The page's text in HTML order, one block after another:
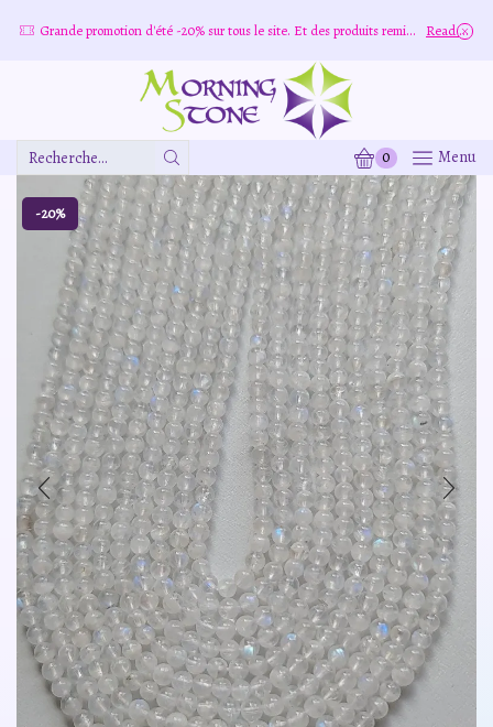
Grande promotion d'été -20% sur tous le site. Et des produits remisé indépendamment Read more
Zone
De
Saisie
De
Recherche
0 Menu
-20%